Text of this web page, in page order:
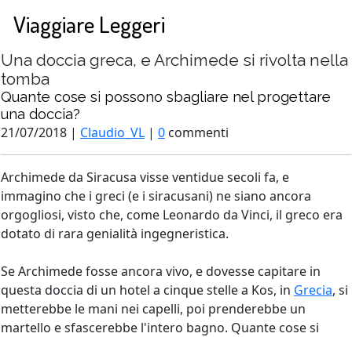
Viaggiare Leggeri
Una doccia greca, e Archimede si rivolta nella
tomba
Quante cose si possono sbagliare nel progettare
una doccia?
21/07/2018 | Claudio_VL | 0 commenti
Archimede da Siracusa visse ventidue secoli fa, e
immagino che i greci (e i siracusani) ne siano ancora
orgogliosi, visto che, come Leonardo da Vinci, il greco era
dotato di rara genialità ingegneristica.
Se Archimede fosse ancora vivo, e dovesse capitare in
questa doccia di un hotel a cinque stelle a Kos, in Grecia, si
metterebbe le mani nei capelli, poi prenderebbe un
martello e sfascerebbe l'intero bagno. Quante cose si